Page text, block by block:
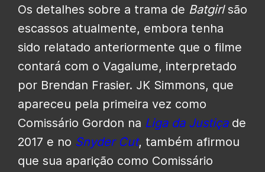
Os detalhes sobre a trama de Batgirlsão
escassos atualmente, embora tenha
sido relatado anteriormente que o filme
contará com o Vagalume, interpretado
por Brendan Frasier. JK Simmons, que
apareceu pela primeira vez como
Comissário Gordon na Liga da Justiçade
2017 e no Snyder Cut, também afirmou
que sua aparição como Comissário